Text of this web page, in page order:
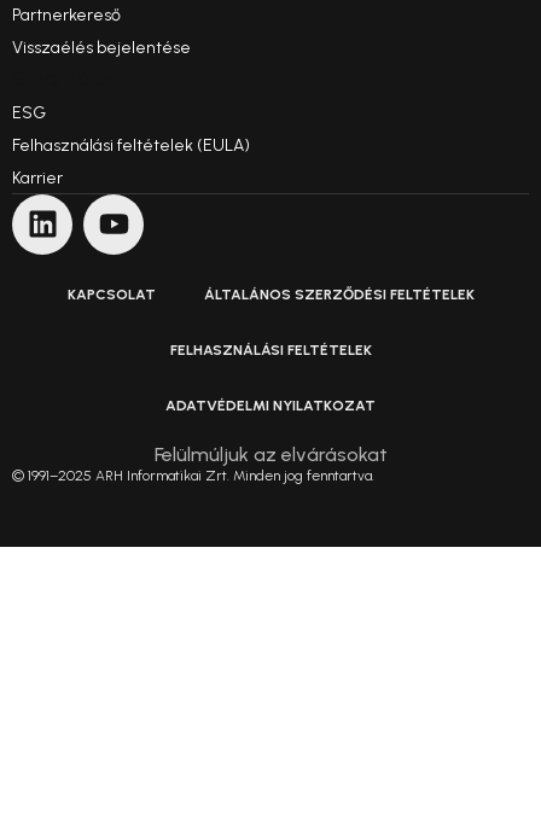
Partnerkereső
Visszaélés bejelentése
ESG
Felhasználási feltételek (EULA)
Karrier
KAPCSOLAT ÁLTALÁNOS SZERZŐDÉSI FELTÉTELEK
FELHASZNÁLÁSI FELTÉTELEK
ADATVÉDELMI NYILATKOZAT
Felülmúljuk az elvárásokat
© 1991–2025 ARH Informatikai Zrt. Minden jog fenntartva.